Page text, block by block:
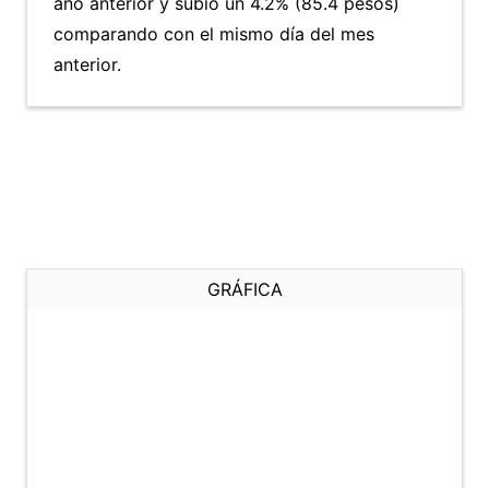
comparando con el mismo día del mes
anterior.
GRÁFICA